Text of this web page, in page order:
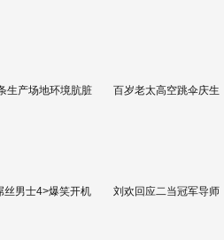
生产场地环境肮脏 百岁老太高空跳伞庆生
丝男士4>爆笑开机 刘欢回应二当冠军导师